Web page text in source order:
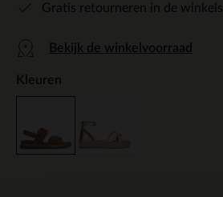
Gratis retourneren in de winkels
Bekijk de winkelvoorraad
Kleuren